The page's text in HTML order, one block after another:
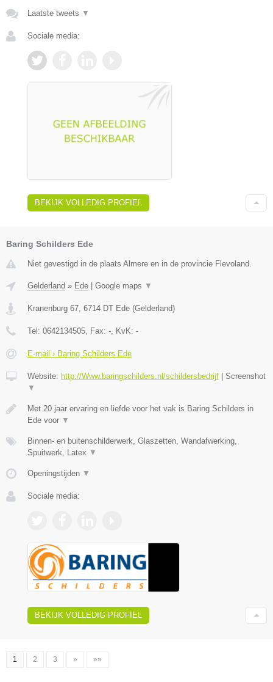
Laatste tweets ▼
Sociale media:
BEKIJK VOLLEDIG PROFIEL
Baring Schilders Ede
Niet gevestigd in de plaats Almere en in de provincie Flevoland.
Gelderland » Ede Google maps ▼
Kranenburg 67 6714 DT Ede (Gelderland)
Tel: 0642134505 , Fax: - , KvK: -
E-mail › Baring Schilders Ede
Website: http://Www.baringschilders.nl/schildersbedrijf
Screenshot
▼
Met 20 jaar ervaring en liefde voor het vak is Baring Schilders in
Ede voor ▼
Binnen- en buitenschilderwerk, Glaszetten, Wandafwerking,
Spuitwerk, Latex ▼
Openingstijden ▼
Sociale media:
BEKIJK VOLLEDIG PROFIEL
1 2 3 » »»